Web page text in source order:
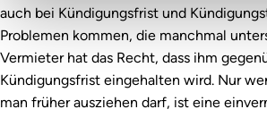
auch bei Kündigungsfrist und
Problemen kommen, die manchmal
Vermieter hat das Recht, dass ihm
Kündigungsfrist eingehalten wird. Nur
man früher ausziehen darf, ist eine